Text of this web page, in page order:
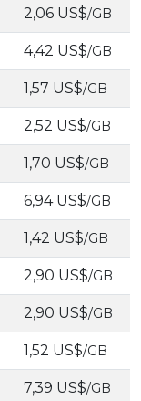
2,06 US$/GB
4,42 US$/GB
1,57 US$/GB
2,52 US$/GB
1,70 US$/GB
6,94 US$/GB
1,42 US$/GB
2,90 US$/GB
2,90 US$/GB
1,52 US$/GB
7,39 US$/GB